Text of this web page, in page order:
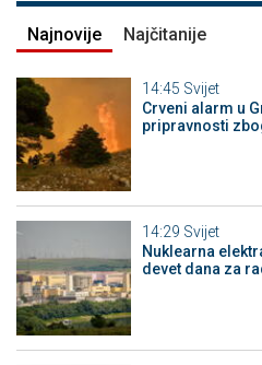
Najnovije Najčitanije
14:45 Svijet
Crveni alarm u
pripravnosti
14:29 Svijet
Nuklearna
devet dana za